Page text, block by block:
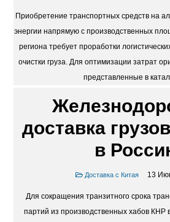
Приобретение транспортных средств на
энергии напрямую с производственных
региона требует проработки
очистки груза. Для оптимизации затрат
представленные в
доставка
в
Доставка с Китая 13
Для сокращения транзитного срока
партий из производственных хабов КНР